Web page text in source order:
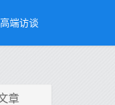
端访谈
章